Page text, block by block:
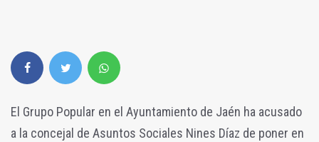
El Grupo Popular en el Ayuntamiento de Jaén ha acusado
a la concejal de Asuntos Sociales Nines Díaz de poner en